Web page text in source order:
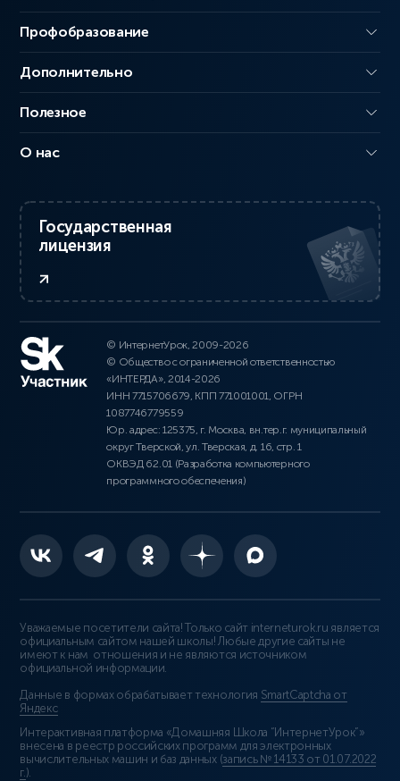
Профобразование
Дополнительно
Полезное
О нас
Государственная
лицензия
© ИнтернетУрок, 2009-2026
© Общество с ограниченной ответственностью
«ИНТЕРДА», 2014-2026
ИНН 7715706679, КПП 771001001, ОГРН
1087746779559
Юр. адрес: 125375, г. Москва, вн.тер.г. муниципальный
округ Тверской, ул. Тверская, д. 16, стр. 1
ОКВЭД 62.01 (Разработка компьютерного
программного обеспечения)
Уважаемые посетители сайта! Только сайт interneturok.ru является
официальным сайтом нашей школы! Любые другие сайты не
имеют к нам отношения и не являются источником
официальной информации.
Данные в формах обрабатывает технология SmartCaptcha от
Яндекс
Интерактивная платформа «Домашняя Школа “ИнтернетУрок”»
внесена в реестр российских программ для электронных
вычислительных машин и баз данных (запись № 14133 от 01.07.2022
г.).